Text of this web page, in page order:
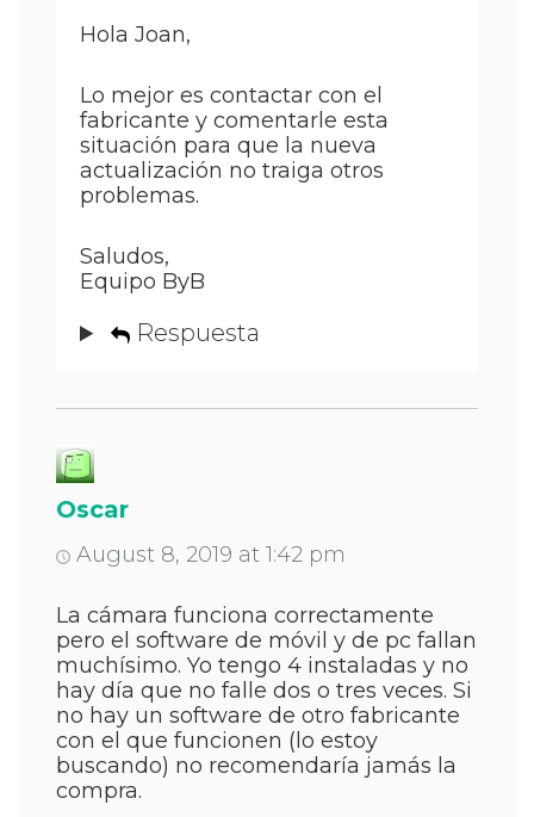
Hola Joan,
Lo mejor es contactar con el
fabricante y comentarle esta
situación para que la nueva
actualización no traiga otros
problemas.
Saludos,
Equipo ByB
Respuesta
Oscar
August 8, 2019 at 1:42 pm
La cámara funciona correctamente
pero el software de móvil y de pc fallan
muchísimo. Yo tengo 4 instaladas y no
hay día que no falle dos o tres veces. Si
no hay un software de otro fabricante
con el que funcionen (lo estoy
buscando) no recomendaría jamás la
compra.